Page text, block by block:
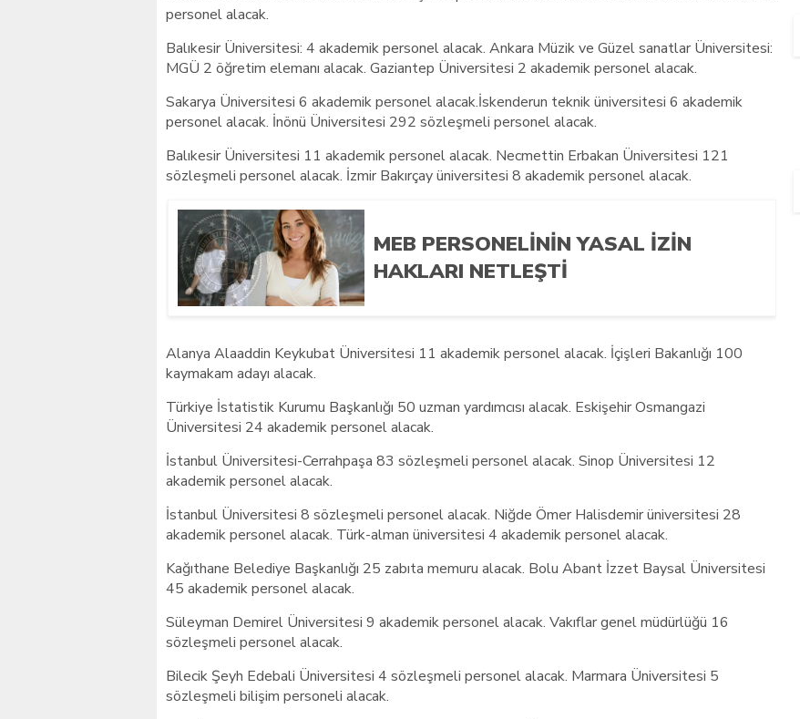
personel alacak.
Balıkesir Üniversitesi: 4 akademik personel alacak. Ankara Müzik ve Güzel sanatlar Üniversitesi:
MGÜ 2 öğretim elemanı alacak. Gaziantep Üniversitesi 2 akademik personel alacak.
Sakarya Üniversitesi 6 akademik personel alacak.İskenderun teknik üniversitesi 6 akademik
personel alacak. İnönü Üniversitesi 292 sözleşmeli personel alacak.
Balıkesir Üniversitesi 11 akademik personel alacak. Necmettin Erbakan Üniversitesi 121
sözleşmeli personel alacak. İzmir Bakırçay üniversitesi 8 akademik personel alacak.
MEB PERSONELININ YASAL İZIN
HAKLARI NETLEŞTI
Alanya Alaaddin Keykubat Üniversitesi 11 akademik personel alacak. İçişleri Bakanlığı 100
kaymakam adayı alacak.
Türkiye İstatistik Kurumu Başkanlığı 50 uzman yardımcısı alacak. Eskişehir Osmangazi
Üniversitesi 24 akademik personel alacak.
İstanbul Üniversitesi-Cerrahpaşa 83 sözleşmeli personel alacak. Sinop Üniversitesi 12
akademik personel alacak.
İstanbul Üniversitesi 8 sözleşmeli personel alacak. Niğde Ömer Halisdemir üniversitesi 28
akademik personel alacak. Türk-alman üniversitesi 4 akademik personel alacak.
Kağıthane Belediye Başkanlığı 25 zabıta memuru alacak. Bolu Abant İzzet Baysal Üniversitesi
45 akademik personel alacak.
Süleyman Demirel Üniversitesi 9 akademik personel alacak. Vakıflar genel müdürlüğü 16
sözleşmeli personel alacak.
Bilecik Şeyh Edebali Üniversitesi 4 sözleşmeli personel alacak. Marmara Üniversitesi 5
sözleşmeli bilişim personeli alacak.